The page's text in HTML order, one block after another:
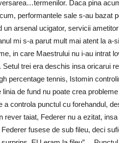
Daca pina
performantele sale s-au bazat
un arsenal ucigator, servicii
mi s-a parut mult mai atent la
in care Maestrului nu i-au intrat
Setul trei era deschis insa oricarui
percentage tennis, Istomin
linia de fund nu poate crea
a controla punctul cu forehandul,
rever taiat, Federer nu a ezitat,
Federer fusese de sub fileu, deci